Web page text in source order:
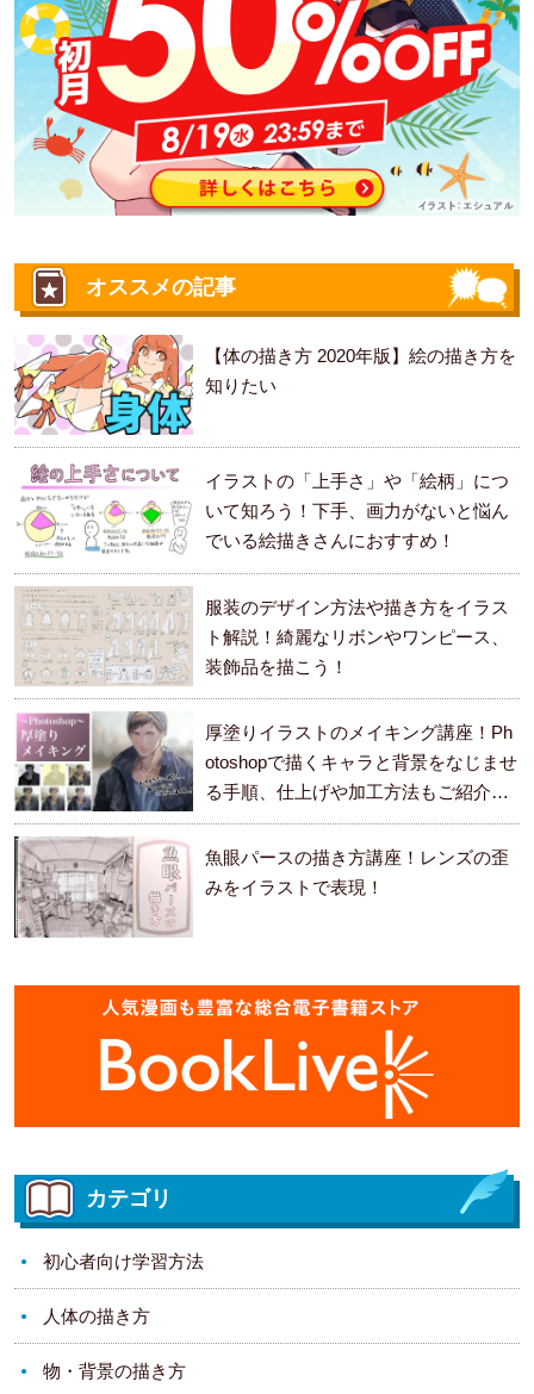
オススメの記事
【体の描き方 2020年版】絵の描き方を
知りたい
イラストの「上手さ」や「絵柄」につ
いて知ろう！下手、画力がないと悩ん
でいる絵描きさんにおすすめ！
服装のデザイン方法や描き方をイラス
ト解説！綺麗なリボンやワンピース、
装飾品を描こう！
厚塗りイラストのメイキング講座！Ph
otoshopで描くキャラと背景をなじませ
る手順、仕上げや加工方法もご紹介し
ます。
魚眼パースの描き方講座！レンズの歪
みをイラストで表現！
カテゴリ
初心者向け学習方法
人体の描き方
物・背景の描き方